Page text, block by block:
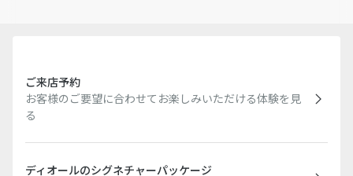
ご来店予約
お客様のご要望に合わせてお楽しみいただける体験を見
る
ディオールのシグネチャーパッケージ